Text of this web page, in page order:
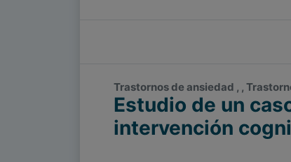
Trastornos de ansiedad , ,
Estudio de un
intervención